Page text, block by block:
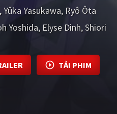
Nhật Bản
Việt Nam
Yûka Yasukawa Ryô Ôta
Yoshida Elyse Dinh Shiori
TẢI PHIM